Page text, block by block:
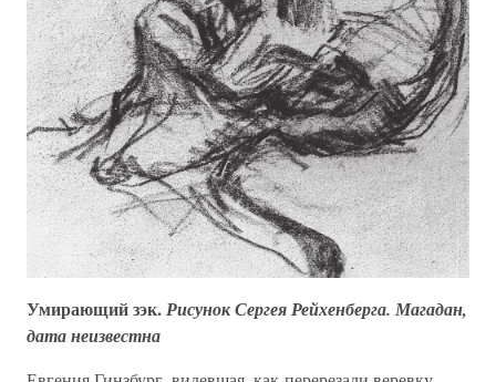
Умирающий зэк.Рисунок Сергея Рейхенберга. Магадан,
дата неизвестна